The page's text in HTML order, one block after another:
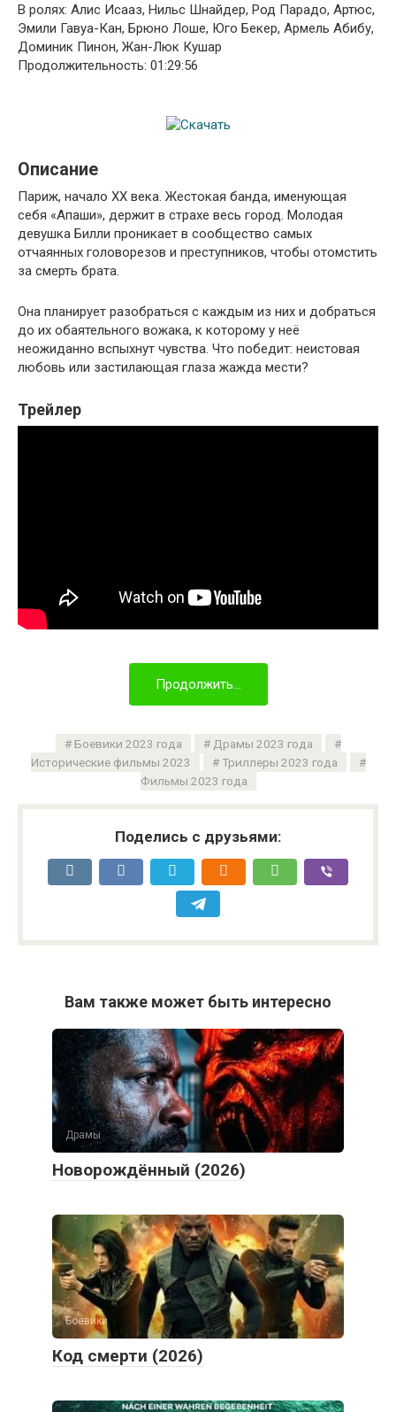
В ролях: Алис Исааз, Нильс Шнайдер, Род Парадо, Артюс,
Эмили Гавуа-Кан, Брюно Лоше, Юго Бекер, Армель Абибу,
Доминик Пинон, Жан-Люк Кушар
Продолжительность: 01:29:56
Описание
Париж, начало XX века. Жестокая банда, именующая
себя «Апаши», держит в страхе весь город. Молодая
девушка Билли проникает в сообщество самых
отчаянных головорезов и преступников, чтобы отомстить
за смерть брата.
Она планирует разобраться с каждым из них и добраться
до их обаятельного вожака, к которому у неё
неожиданно вспыхнут чувства. Что победит: неистовая
любовь или застилающая глаза жажда мести?
Трейлер
Продолжить...
Боевики 2023 года
Драмы 2023 года
Исторические фильмы 2023
Триллеры 2023 года
Фильмы 2023 года
Поделись с друзьями:
Вам также может быть интересно
Драмы
Новорождённый (2026)
Боевики
Код смерти (2026)